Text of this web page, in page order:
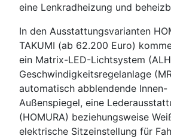
eine Lenkradheizung und
In den Ausstattungsvarianten
TAKUMI (ab 62.200 Euro)
ein Matrix-LED-Lichtsystem
Geschwindigkeitsregelanlage
automatisch abblendende Innen-
Außenspiegel, eine
(HOMURA) beziehungsweise
elektrische Sitzeinstellung für